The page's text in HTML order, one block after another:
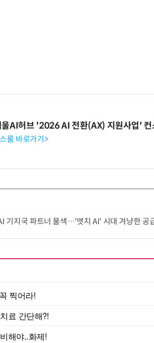
울AI허브 '2026 AI 전환(AX) 지원사업' 컨
룸 바로가기>
기지국 파트너 물색…'엣지 AI' 시대 겨냥한 공